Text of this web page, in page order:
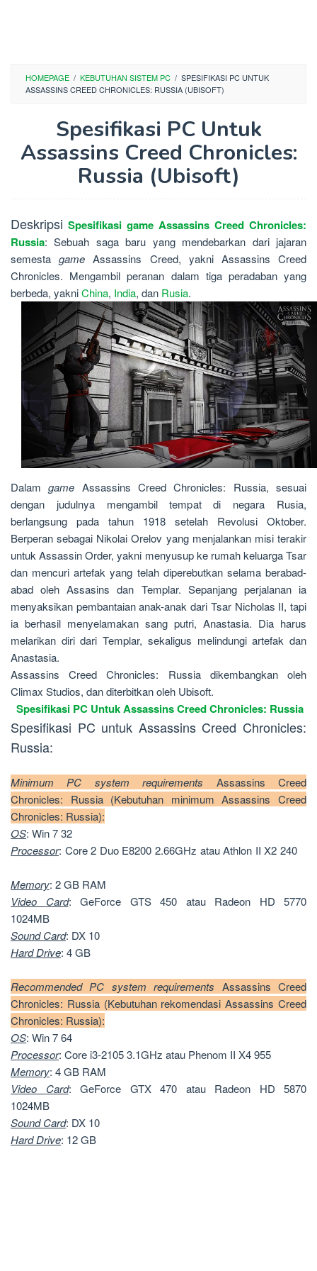
HOMEPAGE / KEBUTUHAN SISTEM PC / SPESIFIKASI PC UNTUK
ASSASSINS CREED CHRONICLES: RUSSIA (UBISOFT)
Spesifikasi PC Untuk
Assassins Creed Chronicles:
Russia (Ubisoft)
Deskripsi Spesifikasi game Assassins Creed Chronicles:
Russia: Sebuah saga baru yang mendebarkan dari jajaran
semestagameAssassins Creed, yakni Assassins Creed
Chronicles. Mengambil peranan dalam tiga peradaban yang
berbeda, yakniChina, India, dan Rusia.
Dalamgame Assassins Creed Chronicles: Russia, sesuai
dengan judulnya mengambil tempat di negara Rusia,
berlangsung pada tahun 1918 setelah Revolusi Oktober.
Berperan sebagai Nikolai Orelov yang menjalankan misi terakir
untuk Assassin Order, yakni menyusup ke rumah keluarga Tsar
dan mencuri artefak yang telah diperebutkan selama berabad-
abad oleh Assasins dan Templar. Sepanjang perjalanan ia
menyaksikan pembantaian anak-anak dari Tsar Nicholas II, tapi
ia berhasil menyelamakan sang putri, Anastasia. Dia harus
melarikan diri dari Templar, sekaligus melindungi artefak dan
Anastasia.
Assassins Creed Chronicles: Russia dikembangkan oleh
Climax Studios, dan diterbitkan oleh Ubisoft.
Spesifikasi PC Untuk Assassins Creed Chronicles: Russia
Spesifikasi PC untuk Assassins Creed Chronicles:
Russia:
Minimum PC system requirements Assassins Creed
Chronicles: Russia (Kebutuhan minimum Assassins Creed
Chronicles: Russia):
OS: Win 7 32
Processor: Core 2 Duo E8200 2.66GHz atau Athlon II X2 240
Memory: 2 GB RAM
Video Card: GeForce GTS 450 atau Radeon HD 5770
1024MB
SoundCard: DX 10
HardDrive: 4 GB
Recommended PC system requirements Assassins Creed
Chronicles: Russia (Kebutuhan rekomendasi Assassins Creed
Chronicles: Russia):
OS: Win 7 64
Processor: Core i3-2105 3.1GHz atau Phenom II X4 955
Memory: 4 GB RAM
Video Card: GeForce GTX 470 atau Radeon HD 5870
1024MB
SoundCard: DX 10
HardDrive: 12 GB